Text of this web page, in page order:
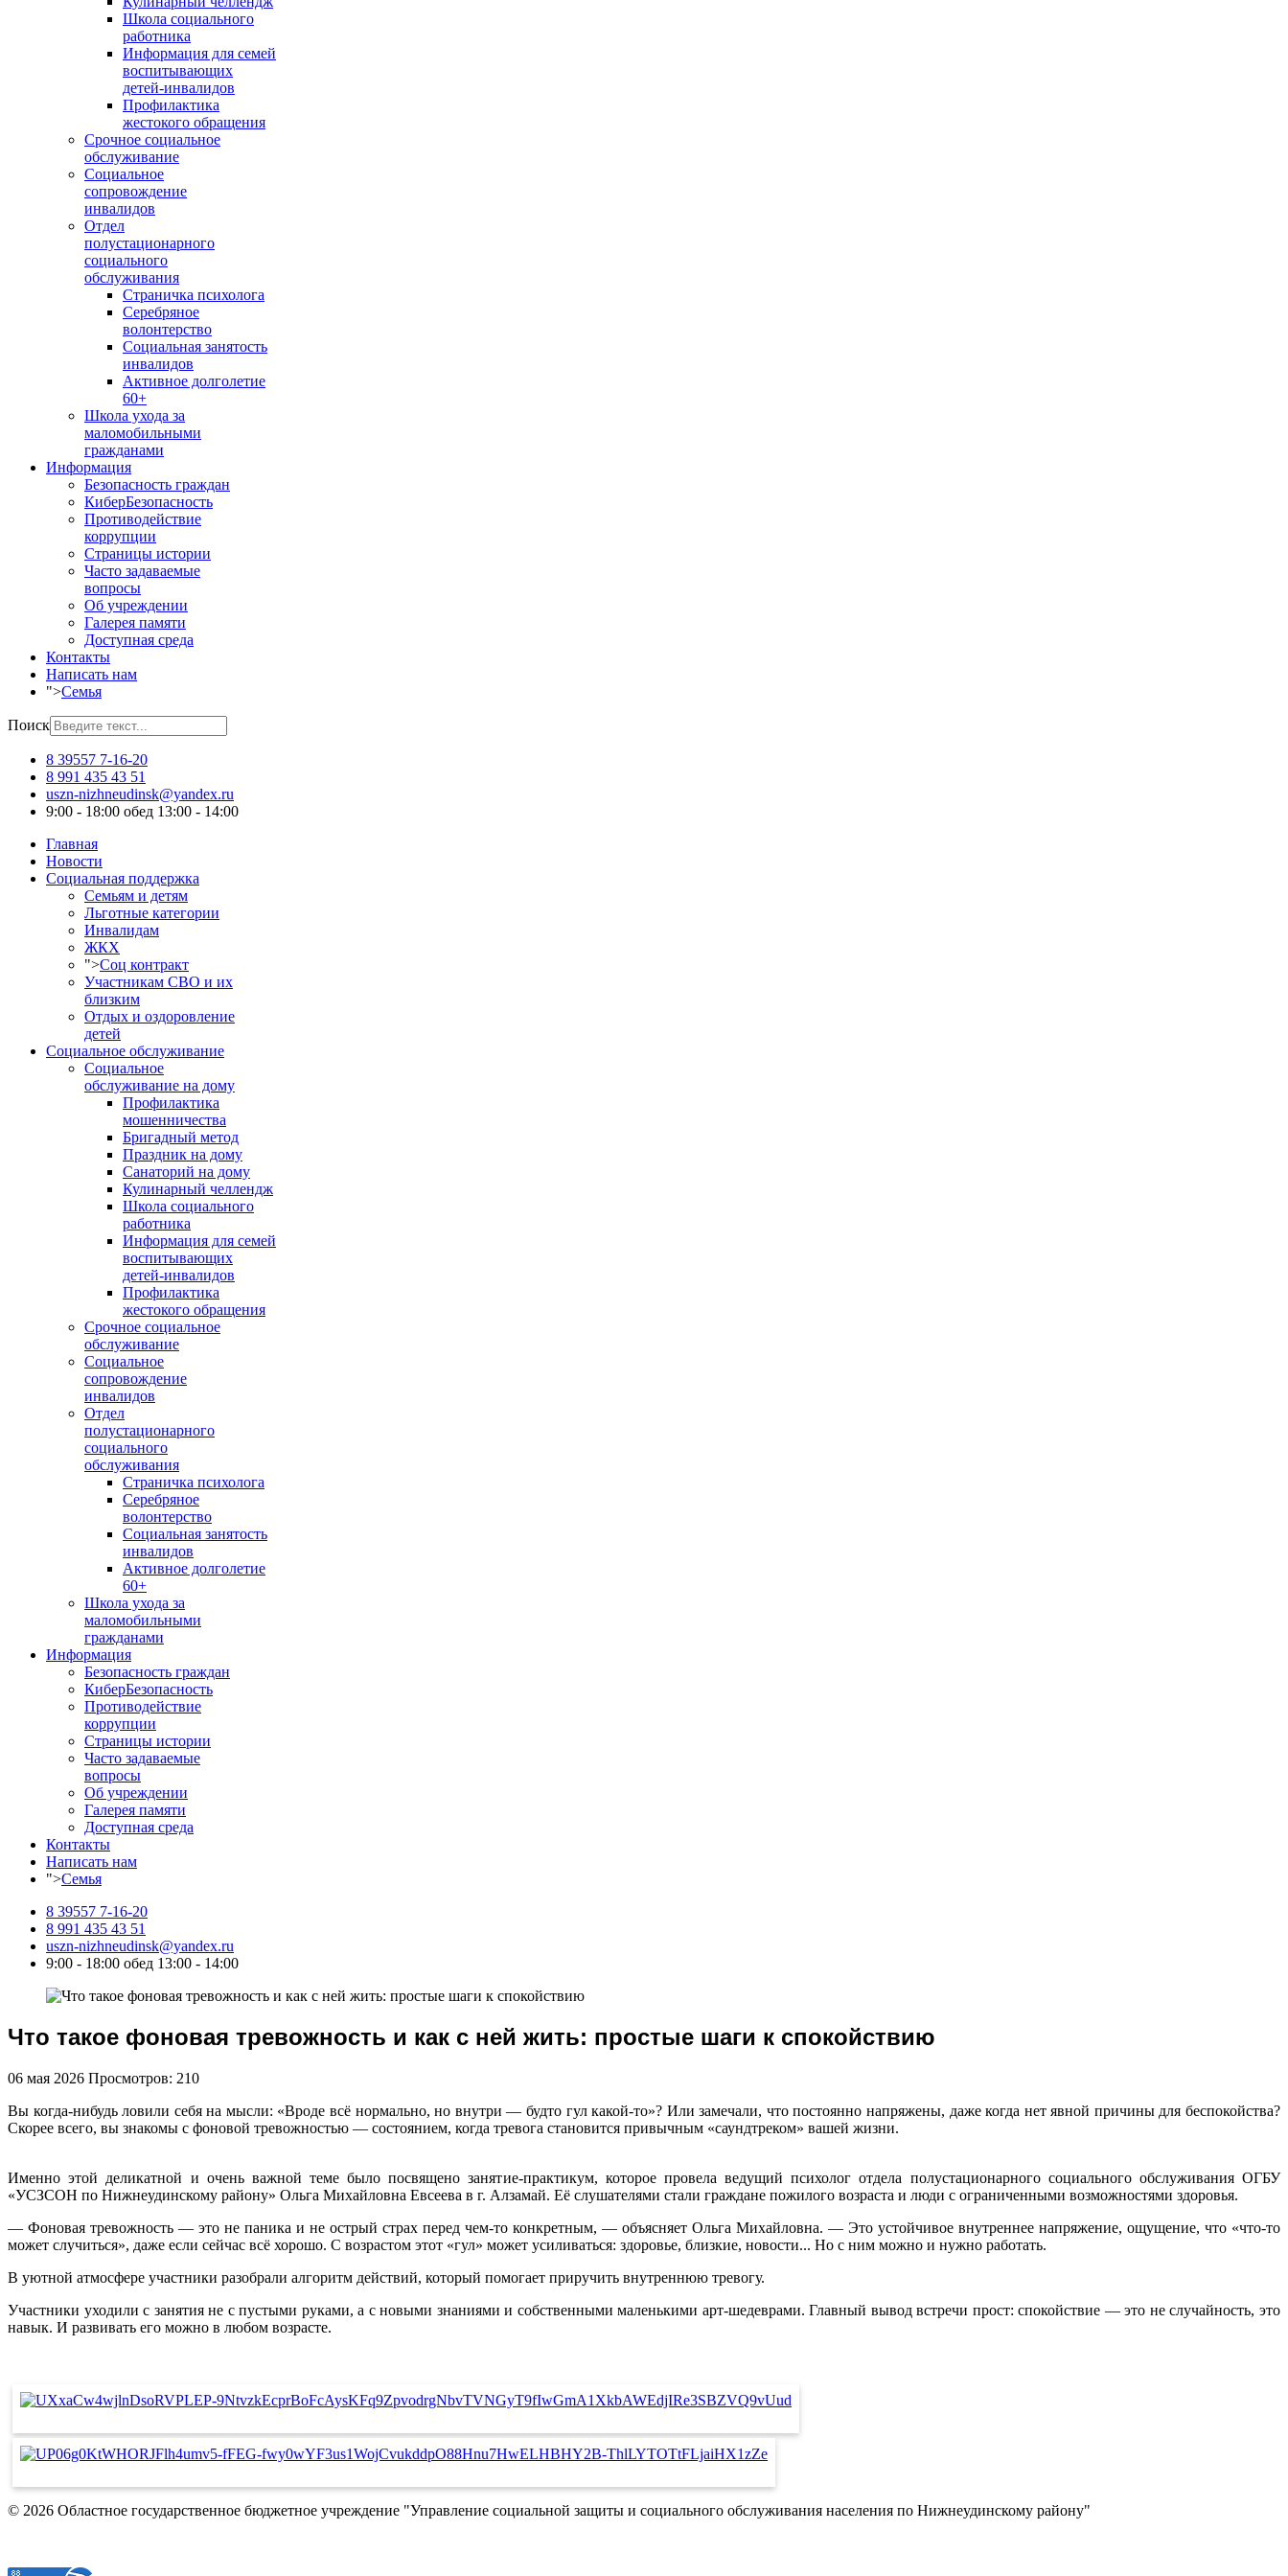
Школа социального
работника
Информация для семей
воспитывающих
детей-инвалидов
Профилактика
жестокого обращения
Срочное социальное
обслуживание
Социальное
сопровождение
инвалидов
Отдел
полустационарного
социального
обслуживания
Страничка психолога
Серебряное
волонтерство
Социальная занятость
инвалидов
Активное долголетие
60+
Школа ухода за
маломобильными
гражданами
Информация
Безопасность граждан
КиберБезопасность
Противодействие
коррупции
Страницы истории
Часто задаваемые
вопросы
Об учреждении
Галерея памяти
Доступная среда
Контакты
Написать нам
">Семья
Поиск
8 39557 7-16-20
8 991 435 43 51
uszn-nizhneudinsk@yandex.ru
9:00 - 18:00 обед 13:00 - 14:00
Главная
Новости
Социальная поддержка
Семьям и детям
Льготные категории
Инвалидам
ЖКХ
">Соц контракт
Участникам СВО и их
близким
Отдых и оздоровление
детей
Социальное обслуживание
Социальное
обслуживание на дому
Профилактика
мошенничества
Бригадный метод
Праздник на дому
Санаторий на дому
Кулинарный челлендж
Школа социального
работника
Информация для семей
воспитывающих
детей-инвалидов
Профилактика
жестокого обращения
Срочное социальное
обслуживание
Социальное
сопровождение
инвалидов
Отдел
полустационарного
социального
обслуживания
Страничка психолога
Серебряное
волонтерство
Социальная занятость
инвалидов
Активное долголетие
60+
Школа ухода за
маломобильными
гражданами
Информация
Безопасность граждан
КиберБезопасность
Противодействие
коррупции
Страницы истории
Часто задаваемые
вопросы
Об учреждении
Галерея памяти
Доступная среда
Контакты
Написать нам
">Семья
8 39557 7-16-20
8 991 435 43 51
uszn-nizhneudinsk@yandex.ru
9:00 - 18:00 обед 13:00 - 14:00
Что такое фоновая тревожность и как с ней жить: простые шаги к спокойствию
06 мая 2026 Просмотров: 210
Вы когда-нибудь ловили себя на мысли: «Вроде всё нормально, но внутри — будто гул какой-то»? Или замечали, что постоянно напряжены, даже когда нет явной причины для беспокойства?
Скорее всего, вы знакомы с фоновой тревожностью — состоянием, когда тревога становится привычным «саундтреком» вашей жизни.
Именно этой деликатной и очень важной теме было посвящено занятие-практикум, которое провела ведущий психолог отдела полустационарного социального обслуживания ОГБУ
«УСЗСОН по Нижнеудинскому району» Ольга Михайловна Евсеева в г. Алзамай. Её слушателями стали граждане пожилого возраста и люди с ограниченными возможностями здоровья.
— Фоновая тревожность — это не паника и не острый страх перед чем-то конкретным, — объясняет Ольга Михайловна. — Это устойчивое внутреннее напряжение, ощущение, что «что-то
может случиться», даже если сейчас всё хорошо. С возрастом этот «гул» может усиливаться: здоровье, близкие, новости... Но с ним можно и нужно работать.
В уютной атмосфере участники разобрали алгоритм действий, который помогает приручить внутреннюю тревогу.
Участники уходили с занятия не с пустыми руками, а с новыми знаниями и собственными маленькими арт-шедеврами. Главный вывод встречи прост: спокойствие — это не случайность, это
навык. И развивать его можно в любом возрасте.
© 2026 Областное государственное бюджетное учреждение "Управление социальной защиты и социального обслуживания населения по Нижнеудинскому району"